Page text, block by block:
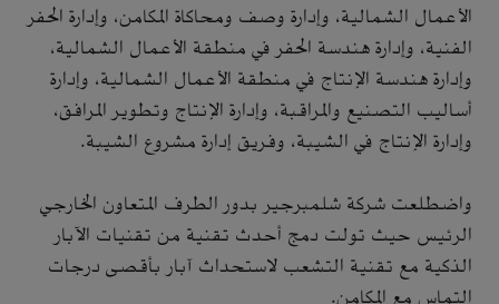
الأعمال الشمالية، وإدارة وصف ومحاكاة المكامن، وإدارة الحفر
الفنية، وإدارة هندسة الحفر في منطقة الأعمال الشمالية،
وإدارة هندسة الإنتاج في منطقة الأعمال الشمالية، وإدارة
أساليب التصنيع والمراقبة، وإدارة الإنتاج وتطوير المرافق،
وإدارة الإنتاج في الشيبة، وفريق إدارة مشروع الشيبة.
واضطلعت شركة شلمبرجير بدور الطرف المتعاون الخارجي
الرئيس حيث تولت دمج أحدث تقنية من تقنيات الآبار
الذكية مع تقنية التشعب لاستحداث آبار بأقصى درجات
التماس مع المكامن.